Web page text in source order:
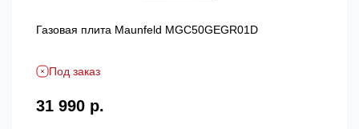
Газовая плита Maunfeld MGC50GEGR01D
Под заказ
31 990 р.